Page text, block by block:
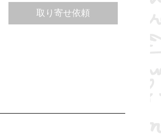
取り寄せ依頼